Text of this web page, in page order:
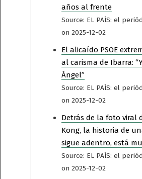
años al frente
Source: EL PAÍS: el
on 2025-12-02
El alicaído PSOE
al carisma de Ibarra:
Ángel”
Source: EL PAÍS: el
on 2025-12-02
Detrás de la foto viral
Kong, la historia de
sigue adentro, está
Source: EL PAÍS: el
on 2025-12-02